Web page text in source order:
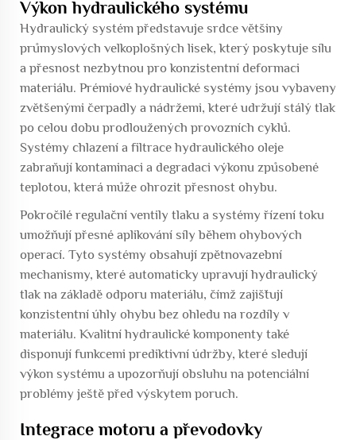
Výkon hydraulického systému
Hydraulický systém představuje srdce většiny
průmyslových velkoplošných lisek, který poskytuje sílu
a přesnost nezbytnou pro konzistentní deformaci
materiálu. Prémiové hydraulické systémy jsou vybaveny
zvětšenými čerpadly a nádržemi, které udržují stálý tlak
po celou dobu prodloužených provozních cyklů.
Systémy chlazení a filtrace hydraulického oleje
zabraňují kontaminaci a degradaci výkonu způsobené
teplotou, která může ohrozit přesnost ohybu.
Pokročilé regulační ventily tlaku a systémy řízení toku
umožňují přesné aplikování síly během ohybových
operací. Tyto systémy obsahují zpětnovazební
mechanismy, které automaticky upravují hydraulický
tlak na základě odporu materiálu, čímž zajišťují
konzistentní úhly ohybu bez ohledu na rozdíly v
materiálu. Kvalitní hydraulické komponenty také
disponují funkcemi prediktivní údržby, které sledují
výkon systému a upozorňují obsluhu na potenciální
problémy ještě před výskytem poruch.
Integrace motoru a převodovky